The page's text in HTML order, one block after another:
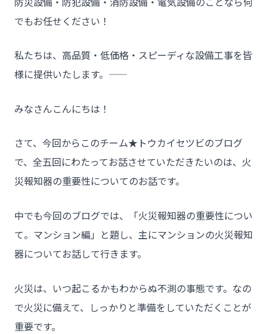
でもお任せください！
私たちは、高品質・低価格・スピーディな設備工事を皆
様に提供いたします。――
みなさんこんにちは！
さて、今回からこのチーム★トウカイセツビのブログ
で、全五回にわたってお話させていただきたいのは、火
災報知器の重要性についてのお話です。
中でも今回のブログでは、「火災報知器の重要性につい
て。マンション編」と題し、主にマンションの火災報知
器についてお話して行きます。
火災は、いつ起こるかもわからぬ不測の事態です。なの
で火災に備えて、しっかりと準備をしていただくことが
重要です。